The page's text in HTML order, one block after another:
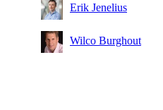
Erik Jenelius
Wilco Burghout